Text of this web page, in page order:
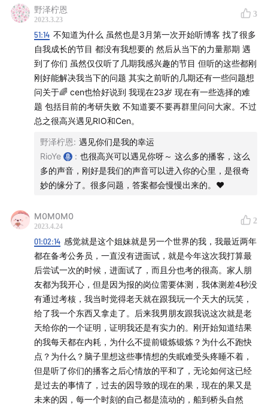
1:03:06最近的游戏：Rio 为什么发第一篇付费公众号文
章？
1:14:41结尾的「不一定」小彩蛋们
1:18:23 感谢我们录制了这一期播客，也感谢听到这里的
1:20:21一首我们都很喜欢的音乐：Deva Premal -
Lokah Samasta
播客提及：
Cen 做的手机壁纸：在【炑星迹】公众号回复「不一
定」结缘
「 不一定喷雾
」：在炑星迹的【微信小程序】或【小红
书】购买
不一定 T恤」：已经上架，请在2023/03/22之前
【收听炑星迹时长达到100个小时】的听友联系 Rio 哦
《灵性成长书籍分享》：Rio 的第一篇付费公众号：，
感谢大家和我一起玩这个游戏 🙏
《不一定 不一定》 ：Cen 写 「不一定T恤」诞生的故事
「不一定不一定」T恤背后的故事：不一定T恤样衣的开
箱视频
不一定T恤 和 壁纸：感谢老顾写的字 和 Cen 的排版
野泽柠恩
2023.3.23
3
51:14 不知道为什么 虽然也是3月第一次开始听博客 找了很多
自我成长的节目 都没有我想要的 然后从当下的力量那期 遇
到了你们 虽然仅仅听了几期我感兴趣的节目 但听的这些都刚
刚好能解决我当下的问题 其实之前听的几期还有一些问题想
问关于🌈 cen也恰好说到 我现在23岁 现在有一些选择的难
题 包括目前的考研失败 不知道要不要再群里问问大家。不过
总之很高兴遇见RIO和Cen。
野泽柠恩: 遇见你们是我的幸运
RioYe
: 也很高兴可以遇见你呀～ 这么多的播客，这么
多的声音，刚好是我们的声音可以进入你的心里，是很奇
妙的缘分了。很多问题，答案都会慢慢出来的。❤️
M0M0M0
2023.4.24
2
01:02:14 感觉就是这个姐妹就是另一个世界的我，我最近两年
都在备考公务员，一直没有进面试，就是今年这次我打算最
后尝试一次的时候，进面试了，而且分也考的很高。家人朋
友都为我开心，但是因为报的岗位需要体测，我体测差4秒没
有通过考核，我当时觉得老天就在跟我玩一个天大的玩笑，
给了我一个东西又拿走了。后来我男朋友跟我说这次就是老
天给你的一个证明，证明我还是有实力的。刚开始知道结果
的我每天都在内耗，为什么不提前锻炼锻炼？为什么不跑快
点？为什么？脑子里想这些事情想的失眠难受头疼睡不着，
但是听了你们的播客之后心情放的平和了，无论如何这已经
是过去的事情了，过去的因导致的现在的果，现在的果又是
未来的因，每一个时刻的自己都是流动的，船到桥头自然